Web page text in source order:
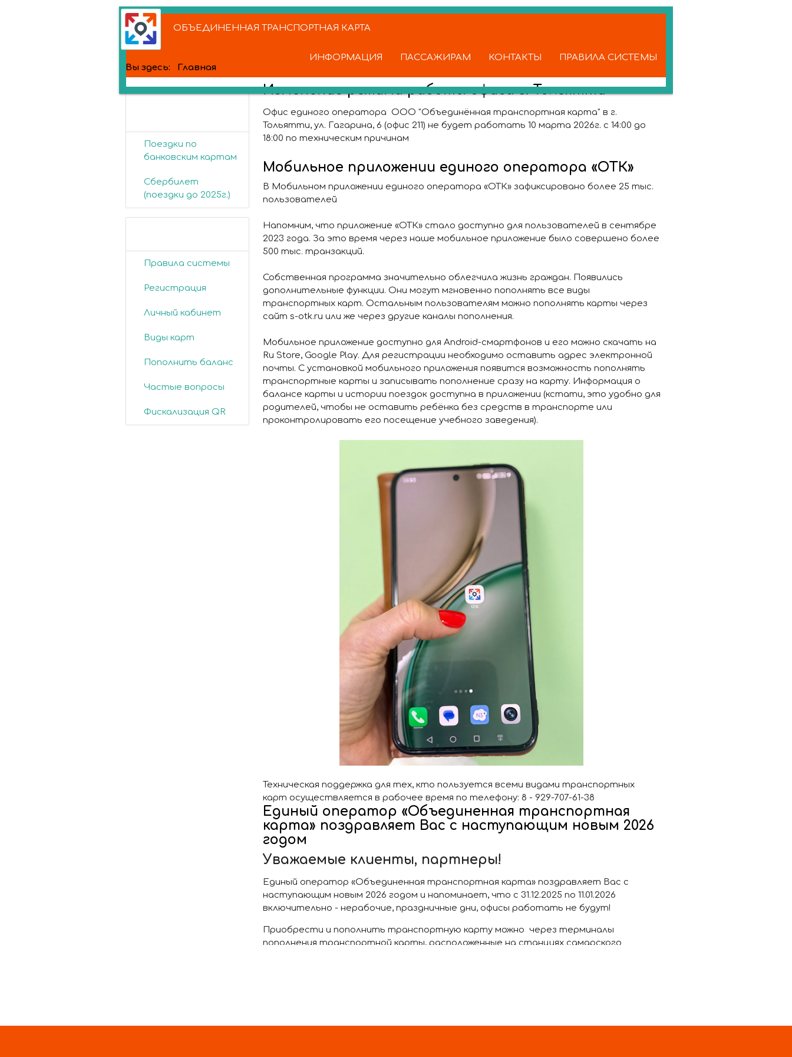
ОБЪЕДИНЕННАЯ ТРАНСПОРТНАЯ КАРТА
ИНФОРМАЦИЯ ПАССАЖИРАМ КОНТАКТЫ
ПРАВИЛА СИСТЕМЫ
Вы здесь: Главная
Поездки по
банковским картам
Сбербилет
(поездки до 2025г.)
Правила системы
Регистрация
Личный кабинет
Виды карт
Пополнить баланс
Частые вопросы
Фискализация QR
Изменение режима работы офиса г. Тольятти
Офис единого оператора ООО "Объединённая транспортная карта" в г.
Тольятти, ул. Гагарина, 6 (офис 211) не будет работать 10 марта 2026г. с 14:00 до
18:00 по техническим причинам
Мобильное приложении единого оператора «ОТК»
В Мобильном приложении единого оператора «ОТК» зафиксировано более 25 тыс.
пользователей
Напомним, что приложение «ОТК» стало доступно для пользователей в сентябре
2023 года. За это время через наше мобильное приложение было совершено более
500 тыс. транзакций.
Собственная программа значительно облегчила жизнь граждан. Появились
дополнительные функции. Они могут мгновенно пополнять все виды
транспортных карт. Остальным пользователям можно пополнять карты через
сайт s-otk.ru или же через другие каналы пополнения.
Мобильное приложение доступно для Android-смартфонов и его можно скачать на
Ru Store, Google Play. Для регистрации необходимо оставить адрес электронной
почты. С установкой мобильного приложения появится возможность пополнять
транспортные карты и записывать пополнение сразу на карту. Информация о
балансе карты и истории поездок доступна в приложении (кстати, это удобно для
родителей, чтобы не оставить ребёнка без средств в транспорте или
проконтролировать его посещение учебного заведения).
Техническая поддержка для тех, кто пользуется всеми видами транспортных
карт осуществляется в рабочее время по телефону: 8 - 929-707-61-38
Единый оператор «Объединенная транспортная
карта» поздравляет Вас с наступающим новым 2026
годом
Уважаемые клиенты, партнеры!
Единый оператор «Объединенная транспортная карта» поздравляет Вас с
наступающим новым 2026 годом и напоминает, что с 31.12.2025 по 11.01.2026
включительно - нерабочие, праздничные дни, офисы работать не будут!
Приобрести и пополнить транспортную карту можно через терминалы
пополнения транспортной карты, расположенные на станциях самарского
Пресс-служба ОТК